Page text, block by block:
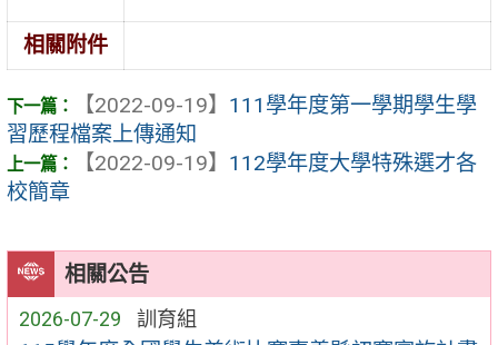
相關公告
2026-07-29 訓育組
相關附件
【2022-09-19】 111學年度第一學期學生學
習歷程檔案上傳通知
【2022-09-19】 112學年度大學特殊選才各
校簡章